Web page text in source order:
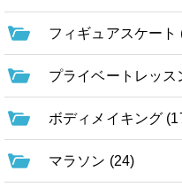
フィギュアスケート
プライベートレッス
ボディメイキング
マラソン (24)